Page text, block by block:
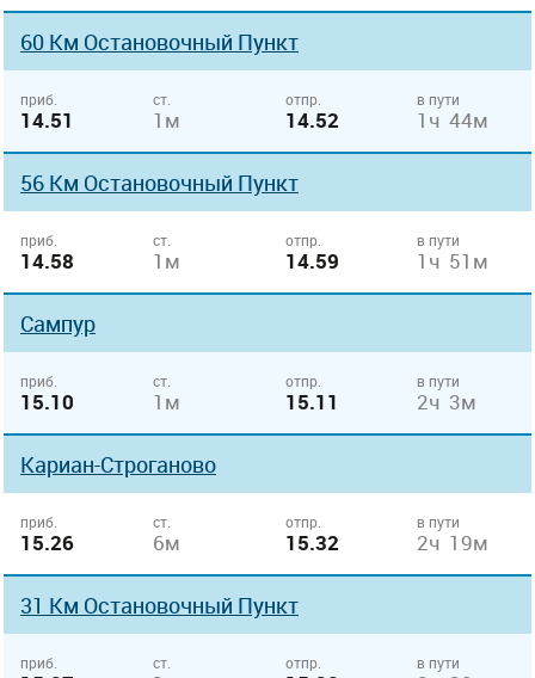
60 Км Остановочный Пункт
приб.
14.51
ст.
1м
отпр.
14.52
в пути
1ч 44м
56 Км Остановочный Пункт
приб.
14.58
ст.
1м
отпр.
14.59
в пути
1ч 51м
Сампур
приб.
15.10
ст.
1м
отпр.
15.11
в пути
2ч 3м
Кариан-Строганово
приб.
15.26
ст.
6м
отпр.
15.32
в пути
2ч 19м
31 Км Остановочный Пункт
приб. ст. отпр. в пути